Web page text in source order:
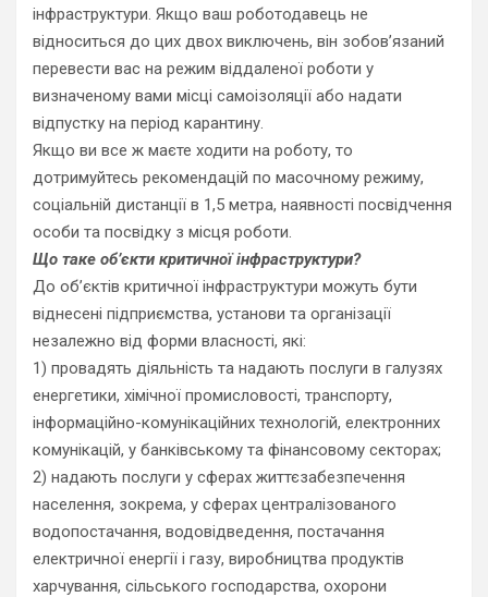
інфраструктури. Якщо ваш роботодавець не
відноситься до цих двох виключень, він зобов’язаний
перевести вас на режим віддаленої роботи у
визначеному вами місці самоізоляції або надати
відпустку на період карантину.
Якщо ви все ж маєте ходити на роботу, то
дотримуйтесь рекомендацій по масочному режиму,
соціальній дистанції в 1,5 метра, наявності посвідчення
особи та посвідку з місця роботи.
Що таке об’єкти критичної інфраструктури?
До об’єктів критичної інфраструктури можуть бути
віднесені підприємства, установи та організації
незалежно від форми власності, які:
1) провадять діяльність та надають послуги в галузях
енергетики, хімічної промисловості, транспорту,
інформаційно-комунікаційних технологій, електронних
комунікацій, у банківському та фінансовому секторах;
2) надають послуги у сферах життєзабезпечення
населення, зокрема, у сферах централізованого
водопостачання, водовідведення, постачання
електричної енергії і газу, виробництва продуктів
харчування, сільського господарства, охорони